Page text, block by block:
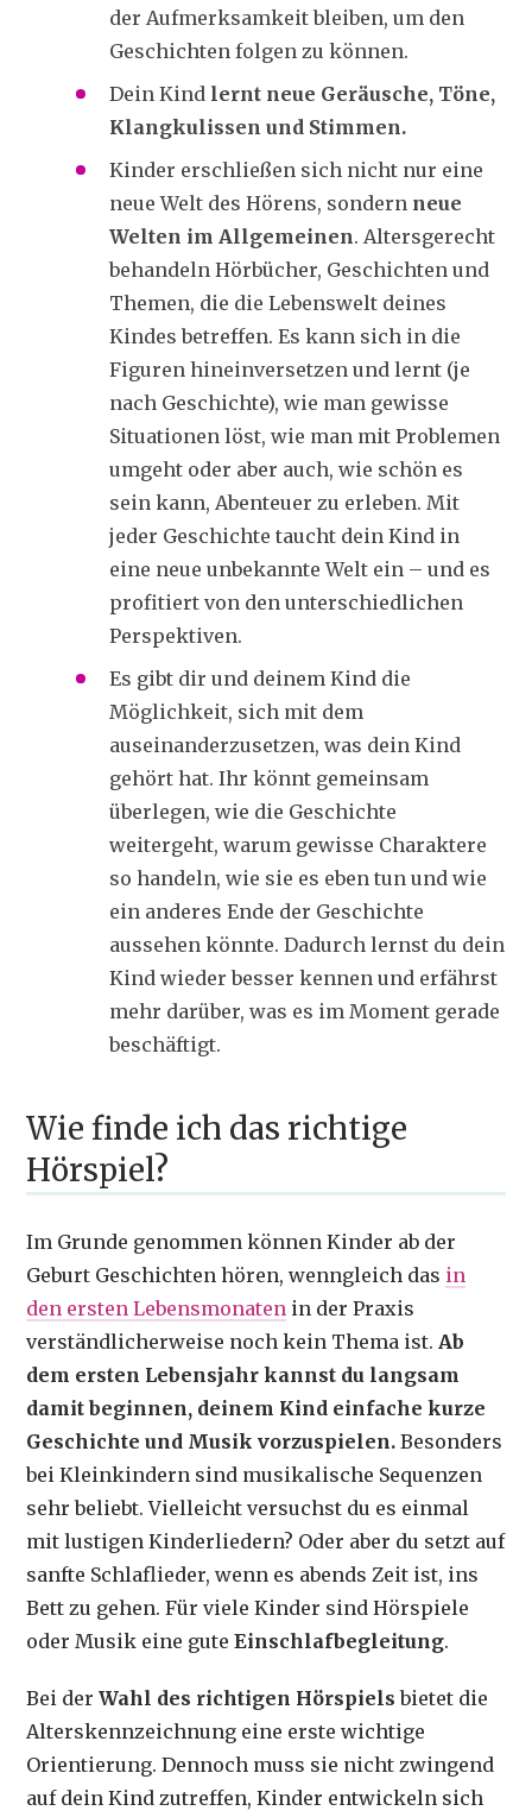
der Aufmerksamkeit bleiben, um den
Geschichten folgen zu können.
Dein Kind lernt neue Geräusche, Töne,
Klangkulissen und Stimmen.
Kinder erschließen sich nicht nur eine
neue Welt des Hörens, sondern neue
Welten im Allgemeinen. Altersgerecht
behandeln Hörbücher, Geschichten und
Themen, die die Lebenswelt deines
Kindes betreffen. Es kann sich in die
Figuren hineinversetzen und lernt (je
nach Geschichte), wie man gewisse
Situationen löst, wie man mit Problemen
umgeht oder aber auch, wie schön es
sein kann, Abenteuer zu erleben. Mit
jeder Geschichte taucht dein Kind in
eine neue unbekannte Welt ein – und es
profitiert von den unterschiedlichen
Perspektiven.
Es gibt dir und deinem Kind die
Möglichkeit, sich mit dem
auseinanderzusetzen, was dein Kind
gehört hat. Ihr könnt gemeinsam
überlegen, wie die Geschichte
weitergeht, warum gewisse Charaktere
so handeln, wie sie es eben tun und wie
ein anderes Ende der Geschichte
aussehen könnte. Dadurch lernst du dein
Kind wieder besser kennen und erfährst
mehr darüber, was es im Moment gerade
beschäftigt.
Wie finde ich das richtige
Hörspiel?
Im Grunde genommen können Kinder ab der
Geburt Geschichten hören, wenngleich das in
den ersten Lebensmonaten in der Praxis
verständlicherweise noch kein Thema ist. Ab
dem ersten Lebensjahr kannst du langsam
damit beginnen, deinem Kind einfache kurze
Geschichte und Musik vorzuspielen. Besonders
bei Kleinkindern sind musikalische Sequenzen
sehr beliebt. Vielleicht versuchst du es einmal
mit lustigen Kinderliedern? Oder aber du setzt auf
sanfte Schlaflieder, wenn es abends Zeit ist, ins
Bett zu gehen. Für viele Kinder sind Hörspiele
oder Musik eine guteEinschlafbegleitung.
Bei derWahl des richtigen Hörspiels bietet die
Alterskennzeichnung eine erste wichtige
Orientierung. Dennoch muss sie nicht zwingend
auf dein Kind zutreffen, Kinder entwickeln sich